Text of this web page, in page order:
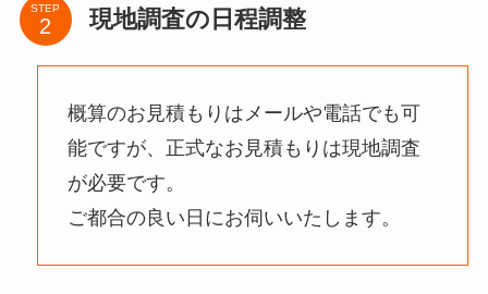
STEP 現地調査の日程調整
概算のお見積もりはメールや電話でも可
能ですが、正式なお見積もりは現地調査
が必要です。
ご都合の良い日にお伺いいたします。